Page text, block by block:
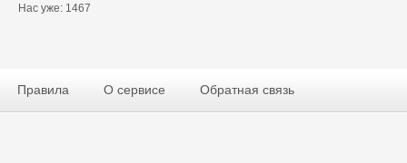
Нас уже: 1467
Правила О сервисе Обратная связь